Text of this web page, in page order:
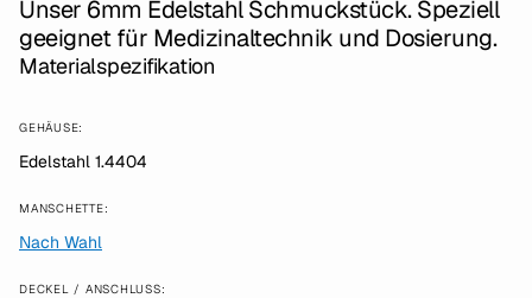
Unser 6mm Edelstahl Schmuckstück. Speziell
geeignet für Medizinaltechnik und Dosierung.
Materialspezifikation
GEHÄUSE:
Edelstahl 1.4404
MANSCHETTE:
Nach Wahl
DECKEL / ANSCHLUSS: